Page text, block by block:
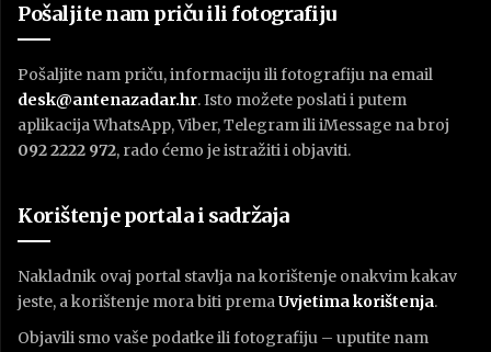
Pošaljite nam priču ili fotografiju
Pošaljite nam priču, informaciju ili fotografiju na email
desk@antenazadar.hr. Isto možete poslati i putem
aplikacija WhatsApp, Viber, Telegram ili iMessage na broj
092 2222 972, rado ćemo je istražiti i objaviti.
Korištenje portala i sadržaja
Nakladnik ovaj portal stavlja na korištenje onakvim kakav
jeste, a korištenje mora biti premaUvjetima korištenja.
Objavili smo vaše podatke ili fotografiju – uputite nam